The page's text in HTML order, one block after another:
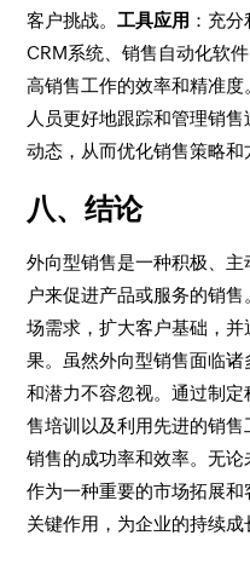
客户挑战。工具应用 ：充
CRM系统、销售自动化软
高销售工作的效率和精准
人员更好地跟踪和管理销
动态，从而优化销售策略和
八、结论
外向型销售是一种积极、
户来促进产品或服务的销
场需求，扩大客户基础，
果。虽然外向型销售面临
和潜力不容忽视。通过制
售培训以及利用先进的销
销售的成功率和效率。无
作为一种重要的市场拓展
关键作用，为企业的持续成